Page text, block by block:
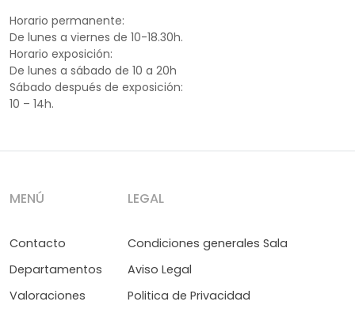
Horario permanente:
De lunes a viernes de 10-18.30h.
Horario exposición:
De lunes a sábado de 10 a 20h
Sábado después de exposición:
10 – 14h.
MENÚ
Contacto
Departamentos
Valoraciones
LEGAL
Condiciones generales Sala
Aviso Legal
Politica de Privacidad